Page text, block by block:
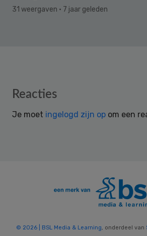
31 weergaven · 7 jaar geleden
Reader
Reacties
Je moet ingelogd zijn op om een
© 2026 | BSL Media & Learning, onderdeel van